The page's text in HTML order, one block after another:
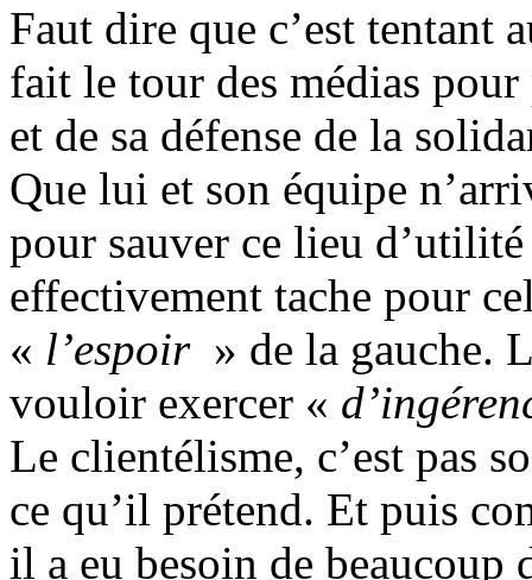
Faut dire que c’est tentant
fait le tour des médias
et de sa défense de la
Que lui et son équipe
pour sauver ce lieu
effectivement tache pour
« l’espoir » de la gauche.
vouloir exercer «
Le clientélisme, c’est pas
ce qu’il prétend. Et puis
il a eu besoin de beaucoup